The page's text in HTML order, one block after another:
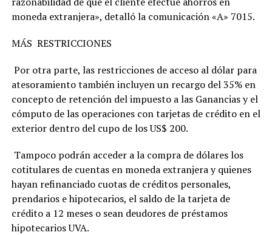
moneda extranjera», detalló la comunicación «A» 7015.
MÁS RESTRICCIONES
Por otra parte, las restricciones de acceso al dólar para
atesoramiento también incluyen un recargo del 35% en
concepto de retención del impuesto a las Ganancias y el
cómputo de las operaciones con tarjetas de crédito en el
exterior dentro del cupo de los US$ 200.
Tampoco podrán acceder a la compra de dólares los
cotitulares de cuentas en moneda extranjera y quienes
hayan refinanciado cuotas de créditos personales,
prendarios e hipotecarios, el saldo de la tarjeta de
crédito a 12 meses o sean deudores de préstamos
hipotecarios UVA.